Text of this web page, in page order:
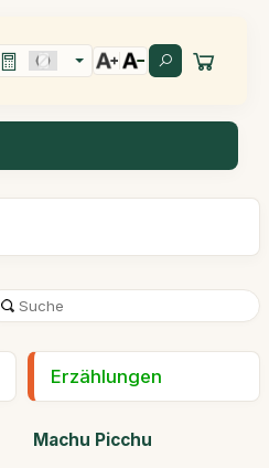
Erzählungen
Machu Picchu